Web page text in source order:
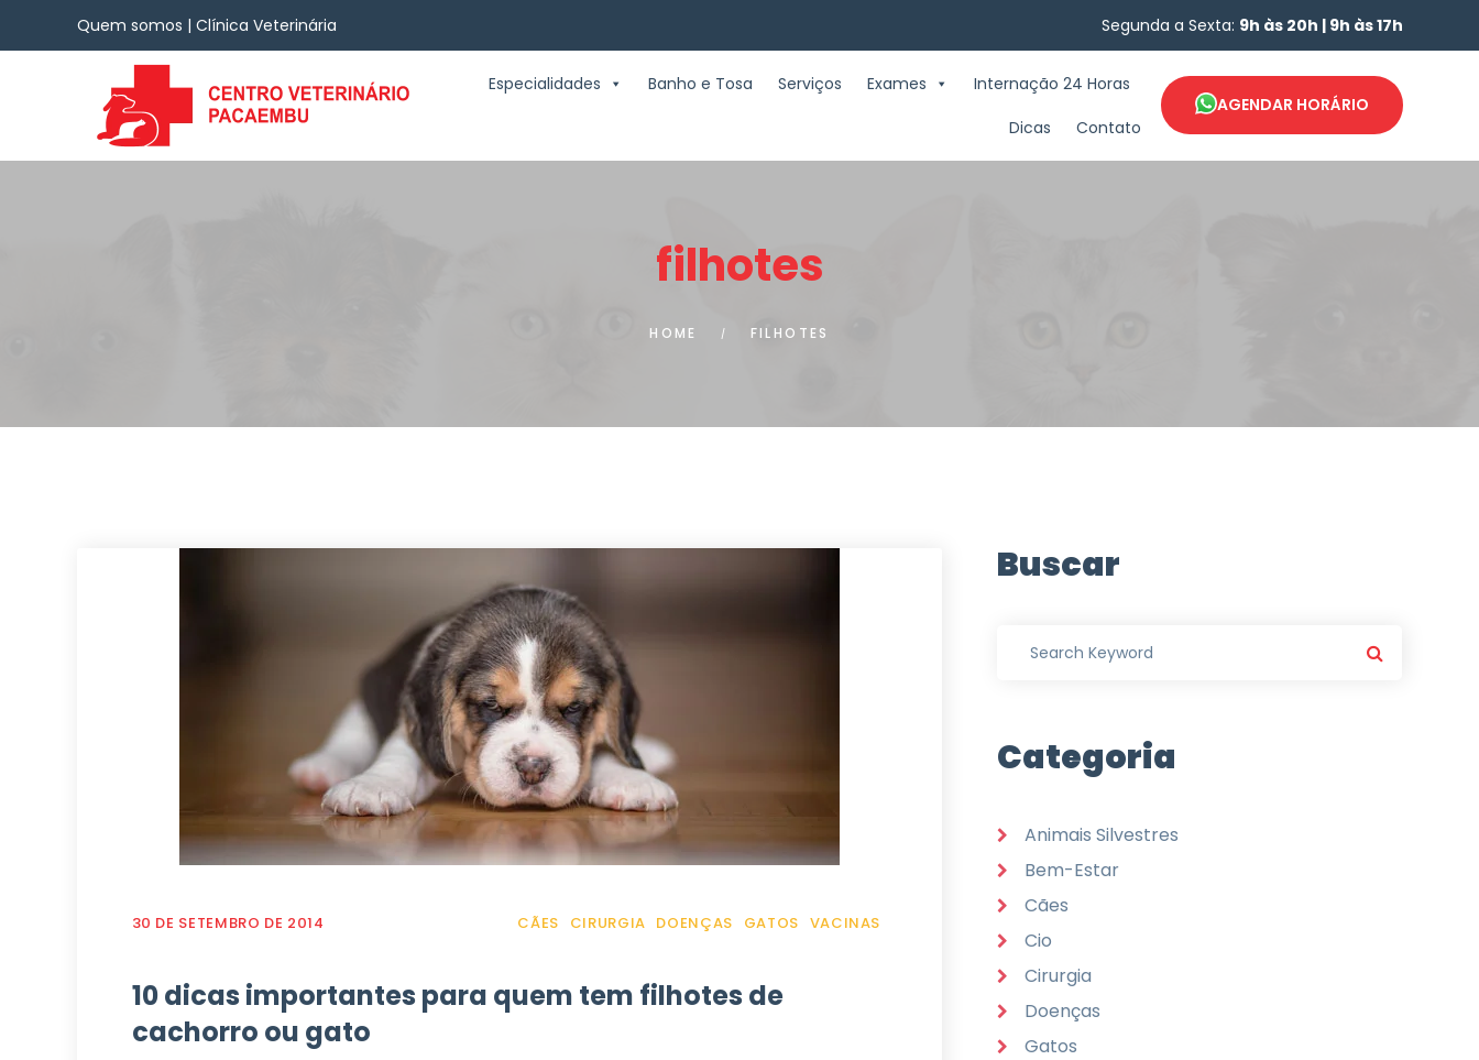
Quem somos | Clínica Veterinária Segunda a Sexta: 9h às 20h | 9h às 17h
Especialidades Banho e Tosa Serviços Exames
Internação 24 Horas
Dicas
Contato
AGENDAR HORÁRIO
filhotes
HOME FILHOTES
30 DE SETEMBRO DE 2014 CÃES CIRURGIA DOENÇAS GATOS VACINAS
10 dicas importantes para quem tem filhotes de
cachorro ou gato
Buscar
Categoria
Animais Silvestres
Bem-Estar
Cães
Cio
Cirurgia
Doenças
Gatos